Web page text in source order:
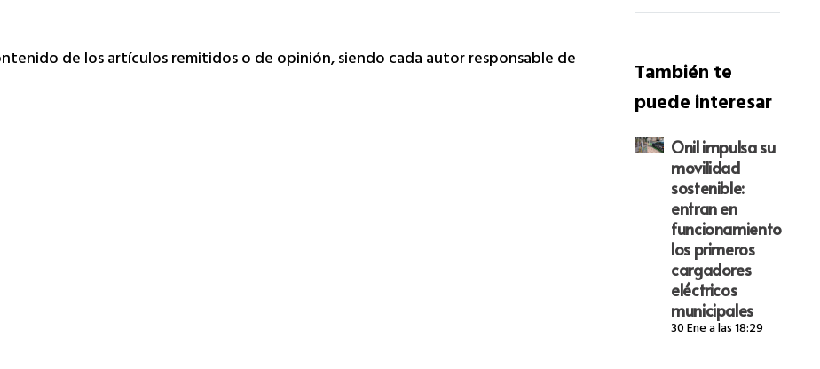
de los artículos remitidos o de opinión, siendo cada autor responsable de
También te
puede interesar
Onil impulsa su
movilidad
sostenible:
entran en
funcionamiento
los primeros
cargadores
eléctricos
municipales
30 Ene a las 18:29